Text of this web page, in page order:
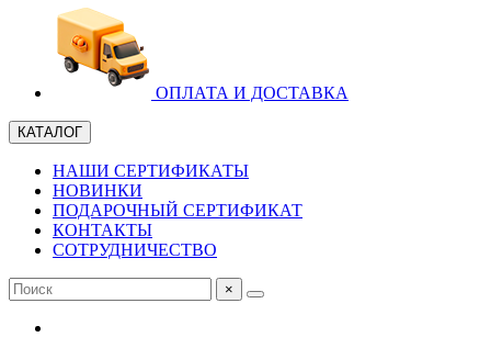
ОПЛАТА И ДОСТАВКА
КАТАЛОГ
НАШИ СЕРТИФИКАТЫ
НОВИНКИ
ПОДАРОЧНЫЙ СЕРТИФИКАТ
КОНТАКТЫ
СОТРУДНИЧЕСТВО
×